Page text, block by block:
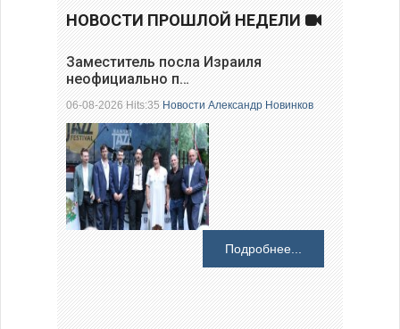
НОВОСТИ ПРОШЛОЙ НЕДЕЛИ
Заместитель посла Израиля
неофициально п…
06-08-2026 Hits:35Новости Александр Новинков
Подробнее...